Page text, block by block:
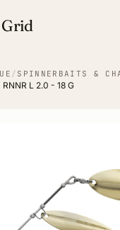
/ SPINNERBAITS &
L 2.0 - 18 G